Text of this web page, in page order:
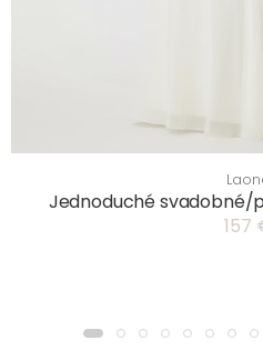
Jednoduché svadobné/
157